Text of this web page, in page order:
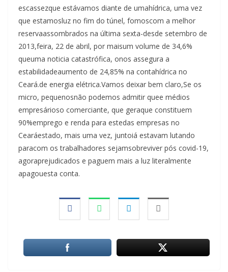
escassezque estávamos diante de umahídrica, uma vez
que estamosluz no fim do túnel, fomoscom a melhor
reservaassombrados na última sexta-desde setembro de
2013,feira, 22 de abril, por maisum volume de 34,6%
queuma noticia catastrófica, onos assegura a
estabilidadeaumento de 24,85% na contahídrica no
Ceará.de energia elétrica.Vamos deixar bem claro,Se os
micro, pequenosnão podemos admitir quee médios
empresárioso comerciante, que geraque constituem
90%emprego e renda para estedas empresas no
Cearáestado, mais uma vez, juntoiá estavam lutando
paracom os trabalhadores sejamsobreviver pós covid-19,
agoraprejudicados e paguem mais a luz literalmente
apagouesta conta.